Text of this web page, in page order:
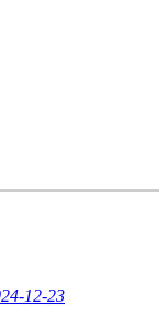
12-23